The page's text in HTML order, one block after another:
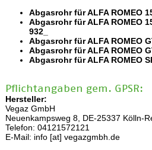
Abgasrohr für ALFA ROMEO
Abgasrohr für ALFA ROMEO
932_
Abgasrohr für ALFA ROMEO
Abgasrohr für ALFA ROMEO
Abgasrohr für ALFA ROMEO
Pflichtangaben gem. GPSR:
Hersteller:
Vegaz GmbH
Neuenkampsweg 8, DE-25337 Kölln-
Telefon: 04121572121
E-Mail: info [at] vegazgmbh.de